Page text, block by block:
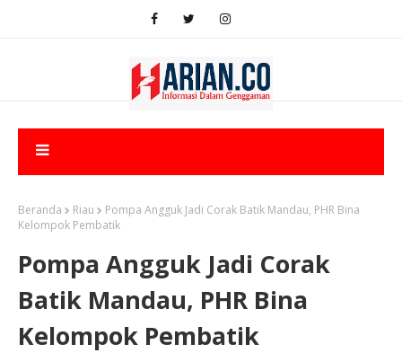
Beranda Riau
Pompa Angguk Jadi Corak Batik Mandau, PHR Bina
Kelompok Pembatik
Pompa Angguk Jadi Corak
Batik Mandau, PHR Bina
Kelompok Pembatik